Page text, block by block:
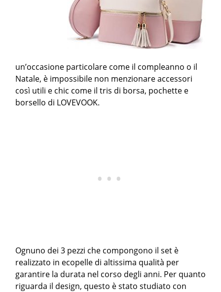
un’occasione particolare come il compleanno o il
Natale, è impossibile non menzionare accessori
così utili e chic come il tris di borsa, pochette e
borsello di LOVEVOOK.
Ognuno dei 3 pezzi che compongono il set è
realizzato in ecopelle di altissima qualità per
garantire la durata nel corso degli anni. Per quanto
riguarda il design, questo è stato studiato con